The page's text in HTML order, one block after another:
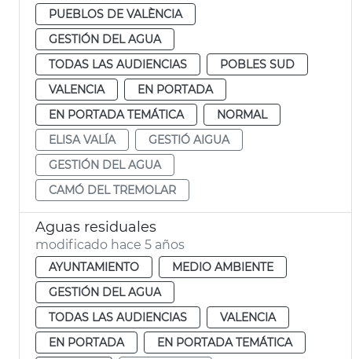
PUEBLOS DE VALÈNCIA
GESTIÓN DEL AGUA
TODAS LAS AUDIENCIAS
POBLES SUD
VALENCIA
EN PORTADA
EN PORTADA TEMÁTICA
NORMAL
ELISA VALÍA
GESTIÓ AIGUA
GESTIÓN DEL AGUA
CAMÓ DEL TREMOLAR
Aguas residuales
modificado hace 5 años
AYUNTAMIENTO
MEDIO AMBIENTE
GESTIÓN DEL AGUA
TODAS LAS AUDIENCIAS
VALENCIA
EN PORTADA
EN PORTADA TEMÁTICA